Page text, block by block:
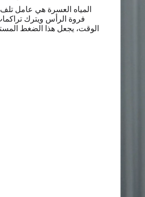
المياه العسرة هي عامل
فروة الرأس ويترك
الوقت، يجعل هذا الضغط